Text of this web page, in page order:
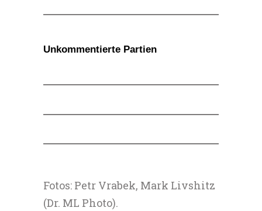
Unkommentierte Partien
Fotos: Petr Vrabek, Mark Livshitz
(Dr. ML Photo).